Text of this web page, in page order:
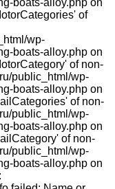
boats-alloy.php on
of
wp-
boats-alloy.php on
of non-
public_html/wp-
boats-alloy.php on
of non-
public_html/wp-
boats-alloy.php on
of non-
public_html/wp-
boats-alloy.php on